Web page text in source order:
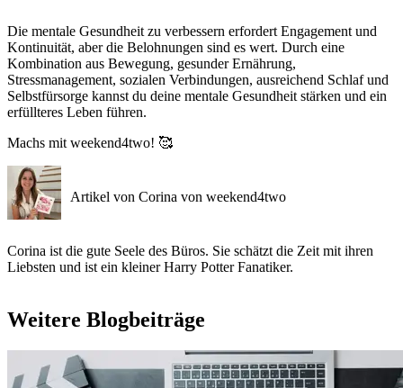
Die mentale Gesundheit zu verbessern erfordert Engagement und
Kontinuität, aber die Belohnungen sind es wert. Durch eine
Kombination aus Bewegung, gesunder Ernährung,
Stressmanagement, sozialen Verbindungen, ausreichend Schlaf und
Selbstfürsorge kannst du deine mentale Gesundheit stärken und ein
erfüllteres Leben führen.
Machs mit weekend4two! 🥰
Artikel von Corina von weekend4two
Corina ist die gute Seele des Büros. Sie schätzt die Zeit mit ihren
Liebsten und ist ein kleiner Harry Potter Fanatiker.
Weitere Blogbeiträge